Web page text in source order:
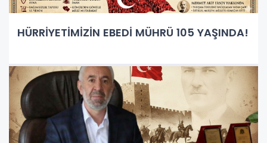
HÜRRİYETİMİZİN EBEDİ MÜHRÜ 105 YAŞINDA!